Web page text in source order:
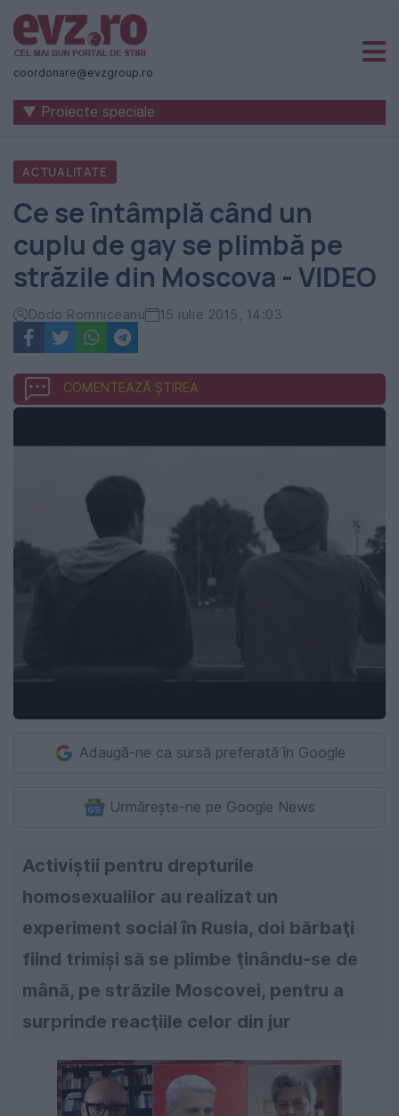
Știri
naționale
internaționale
România
-
Evenimentul
Zilei
coordonare@evzgroup.ro
▼ Proiecte speciale
ACTUALITATE
Ce se întâmplă când un
cuplu de gay se plimbă pe
străzile din Moscova - VIDEO
Dodo Romniceanu 15 iulie 2015, 14:03
COMENTEAZĂ ȘTIREA
Adaugă-ne ca sursă preferată în Google
Urmărește-ne pe Google News
Activiştii pentru drepturile
homosexualilor au realizat un
experiment social în Rusia, doi bărbaţi
fiind trimişi să se plimbe ţinându-se de
mână, pe străzile Moscovei, pentru a
surprinde reacţiile celor din jur